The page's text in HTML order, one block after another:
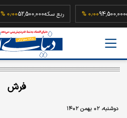
سکه94,500,000 ربع سکه52,500,000
فرش
دوشنبه، ۰۲ بهمن ۱۴۰۲